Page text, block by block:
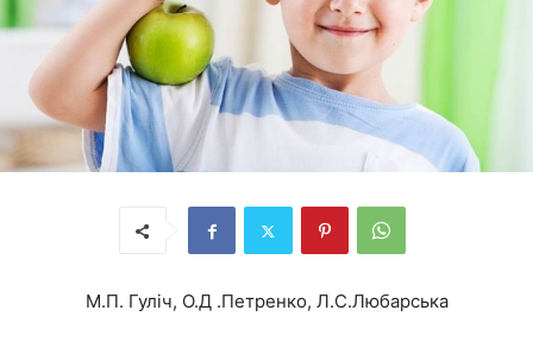
М.П. Гуліч, О.Д .Петренко, Л.С.Любарська